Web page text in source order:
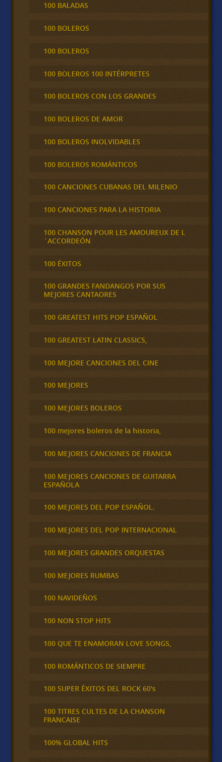
100 BALADAS
100 BOLEROS
100 BOLEROS
100 BOLEROS 100 INTÉRPRETES
100 BOLEROS CON LOS GRANDES
100 BOLEROS DE AMOR
100 BOLEROS INOLVIDABLES
100 BOLEROS ROMÁNTICOS
100 CANCIONES CUBANAS DEL MILENIO
100 CANCIONES PARA LA HISTORIA
100 CHANSON POUR LES AMOUREUX DE L
´ACCORDEÓN
100 ÉXITOS
100 GRANDES FANDANGOS POR SUS
MEJORES CANTAORES
100 GREATEST HITS POP ESPAÑOL
100 GREATEST LATIN CLASSICS,
100 MEJORE CANCIONES DEL CINE
100 MEJORES
100 MEJORES BOLEROS
100 mejores boleros de la historia,
100 MEJORES CANCIONES DE FRANCIA
100 MEJORES CANCIONES DE GUITARRA
ESPAÑOLA
100 MEJORES DEL POP ESPAÑOL.
100 MEJORES DEL POP INTERNACIONAL
100 MEJORES GRANDES ORQUESTAS
100 MEJORES RUMBAS
100 NAVIDEÑOS
100 NON STOP HITS
100 QUE TE ENAMORAN LOVE SONGS,
100 ROMÁNTICOS DE SIEMPRE
100 SUPER ÉXITOS DEL ROCK 60's
100 TITRES CULTES DE LA CHANSON
FRANCAISE
100% GLOBAL HITS